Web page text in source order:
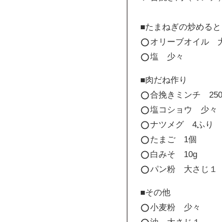
■たまねぎの炒めると
オリーブオイル
塩 少々
■肉だね作り
合挽きミンチ
塩コショウ 少々
ナツメグ 4ふり
たまご 1個
白みそ 10g
パン粉 大さじ１
■その他
小麦粉 少々